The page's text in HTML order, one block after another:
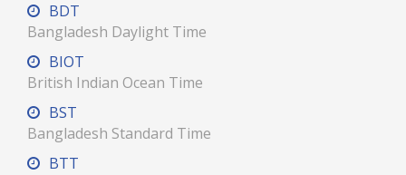
BDT
Bangladesh Daylight Time
BIOT
British Indian Ocean Time
BST
Bangladesh Standard Time
BTT